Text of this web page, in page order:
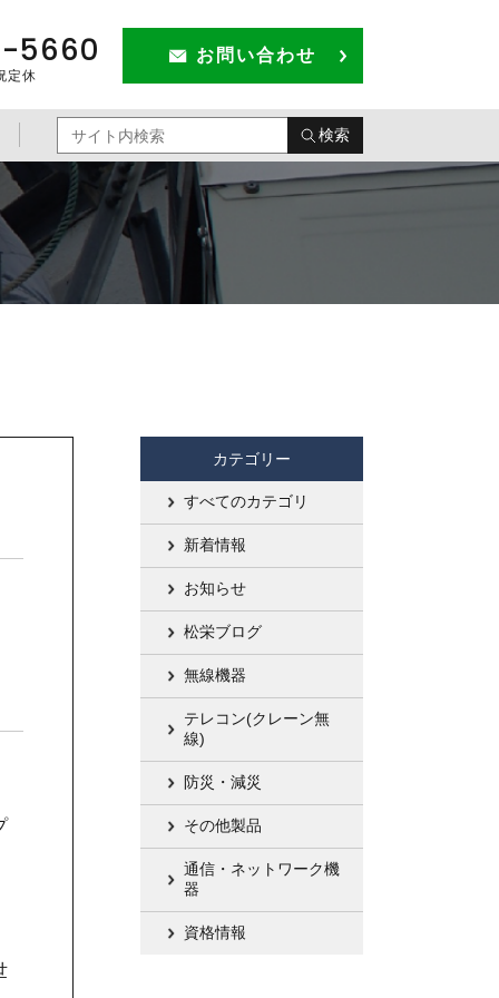
5660
定休
お問い合わせ
検索
カテゴリー
すべてのカテゴリ
新着情報
お知らせ
松栄ブログ
無線機器
テレコン(クレーン無
線)
防災・減災
その他製品
通信・ネットワーク機
器
資格情報